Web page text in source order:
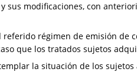
sus modificaciones, con
régimen de emisión de
que los tratados sujetos
la situación de los